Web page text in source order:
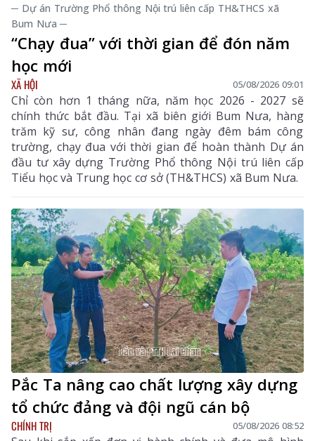
─ Dự án Trường Phổ thông Nội trú liên cấp TH&THCS xã
Bum Nưa ─
“Chạy đua” với thời gian để đón năm
học mới
XÃ HỘI 05/08/2026 09:01
Chỉ còn hơn 1 tháng nữa, năm học 2026 - 2027 sẽ
chính thức bắt đầu. Tại xã biên giới Bum Nưa, hàng
trăm kỹ sư, công nhân đang ngày đêm bám công
trường, chạy đua với thời gian để hoàn thành Dự án
đầu tư xây dựng Trường Phổ thông Nội trú liên cấp
Tiểu học và Trung học cơ sở (TH&THCS) xã Bum Nưa.
Pắc Ta nâng cao chất lượng xây dựng
tổ chức đảng và đội ngũ cán bộ
CHÍNH TRỊ 05/08/2026 08:52